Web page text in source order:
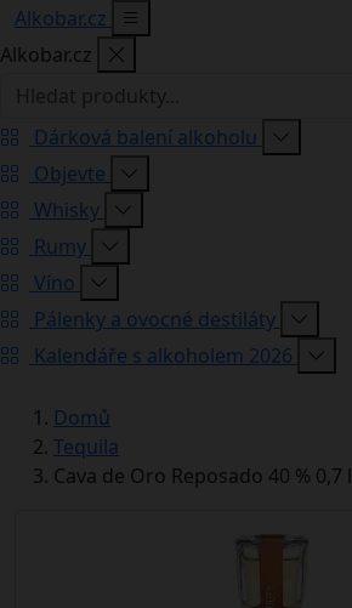
Alkobar.cz
Alkobar.cz
Dárková balení alkoholu
Objevte
Whisky
Rumy
Víno
Pálenky a ovocné destiláty
Kalendáře s alkoholem 2026
Domů
Tequila
Cava de Oro Reposado 40 % 0,7 l